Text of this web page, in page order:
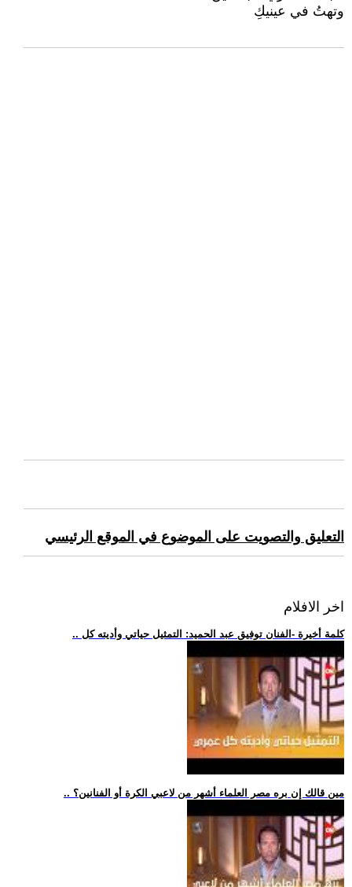
وتهتُ في عينيكِ
التعليق والتصويت على الموضوع في الموقع الرئيسي
اخر الافلام
.. كلمة أخيرة -الفنان توفيق عبد الحميد: التمثيل حياتي وأديته كل
.. مين قالك إن بره مصر العلماء أشهر من لاعبي الكرة أو الفنانين؟